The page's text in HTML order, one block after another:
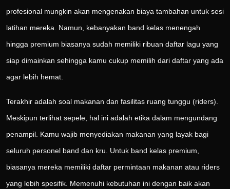
profesional mungkin akan mengenakan biaya tambahan untuk sesi
latihan mereka. Namun, kebanyakan band kelas menengah
hingga premium biasanya sudah memiliki ribuan daftar lagu yang
siap dimainkan sehingga kamu cukup memilih dari daftar yang ada
agar lebih hemat.
Terakhir adalah soal makanan dan fasilitas ruang tunggu (riders).
Meskipun terlihat sepele, hal ini adalah etika dalam mengundang
penampil. Kamu wajib menyediakan makanan yang layak bagi
seluruh personel band dan kru. Untuk band kelas premium,
biasanya mereka memiliki daftar permintaan makanan atau riders
yang lebih spesifik. Memenuhi kebutuhan ini dengan baik akan